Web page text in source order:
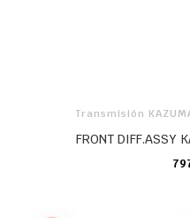
Transmisión
FRONT DIFF.ASSY